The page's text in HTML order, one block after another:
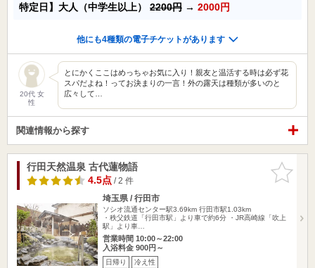
特定日】大人（中学生以上） 2200円 → 2000円
他にも4種類の電子チケットがあります
20代 女
性
とにかくここはめっちゃお気に入り！親友と温活する時は必ず花
スパだよね！ってお決まりの一言！外の露天は種類が多いのと
広々して…
関連情報から探す
お気に入
りに追加
行田天然温泉 古代蓮物語
4.5点/ 2 件
埼玉県 / 行田市
ソシオ流通センター駅3.69km 行田市駅1.03km
・秩父鉄道「行田市駅」より車で約6分 ・JR高崎線「吹上
駅」より車…
営業時間 10:00～22:00
入浴料金 900円～
日帰り 冷え性